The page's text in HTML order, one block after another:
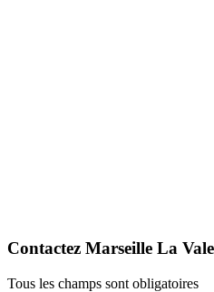
Contactez Marseille La
Tous les champs sont obligatoires